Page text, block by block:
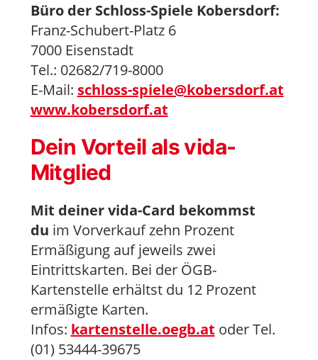
Büro der Schloss-Spiele Kobersdorf:
Franz-Schubert-Platz 6
7000 Eisenstadt
Tel.: 02682/719-8000
E-Mail: schloss-spiele@kobersdorf.at
www.kobersdorf.at
Dein Vorteil als vida-
Mitglied
Mit deiner vida-Card bekommst
du im Vorverkauf zehn Prozent
Ermäßigung auf jeweils zwei
Eintrittskarten. Bei der ÖGB-
Kartenstelle erhältst du 12 Prozent
ermäßigte Karten.
Infos: kartenstelle.oegb.at oder Tel.
(01) 53444-39675